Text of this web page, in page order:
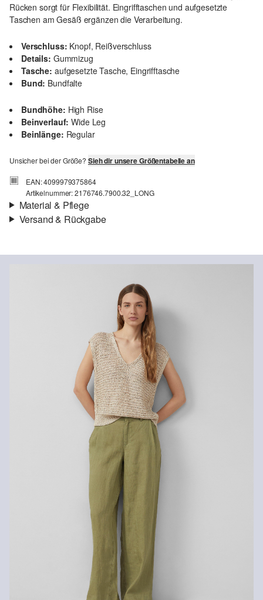
Rücken sorgt für Flexibilität. Eingrifftaschen und aufgesetzte
Taschen am Gesäß ergänzen die Verarbeitung.
Verschluss: Knopf, Reißverschluss
Details: Gummizug
Tasche: aufgesetzte Tasche, Eingrifftasche
Bund: Bundfalte
Bundhöhe: High Rise
Beinverlauf: Wide Leg
Beinlänge: Regular
Unsicher bei der Größe? Sieh dir unsere Größentabelle an
EAN: 4099979375864
Artikelnummer: 2176746.7900.32_LONG
Material & Pflege
Chlorbleiche nicht möglich
Nicht für den Trockner geeignet
Schonwaschgang 30°
Nicht heiß bügeln
Keine chemische Reinigung möglich
Versand & Rückgabe
Standardlieferung einer Bestellung in Höhe von 3,95 € an. Fashion
einem Mindestbestellwert in Höhe von 149,00 € (bei einem
geringeren Bestellwert betragen die Versandkosten für eine
Standardlieferung ebenfalls 3,95 €). Für VIP Kunden entfallen die
Die Rückgabegebühr beträgt 2,99 € für Gast und Fashion Card
Kunden. Für VIP Kunden entfällt die Rückgabegebühr. Die
Versandkosten für die Rücklieferung werden vom
Rückerstattungsbetrag abgezogen.
Gastkunden können ihre Artikel innerhalb von 14 Tagen nach
Erhalt der Ware an uns zurückschicken. Fashion Card und VIP
Kunden haben nach Erhalt der Ware 30 Tage Zeit, um ihre Artikel
an uns zurückzusenden.
Weitere Informationen sind unserer „ Hilfe & FAQ
Deine Retoure kannst du HIER online anmelden.